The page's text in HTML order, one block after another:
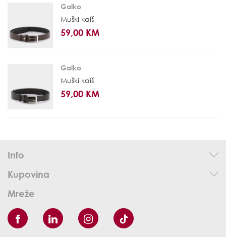
Galko
Muški kaiš
59,00 KM
Galko
Muški kaiš
59,00 KM
Info
Kupovina
Mreže